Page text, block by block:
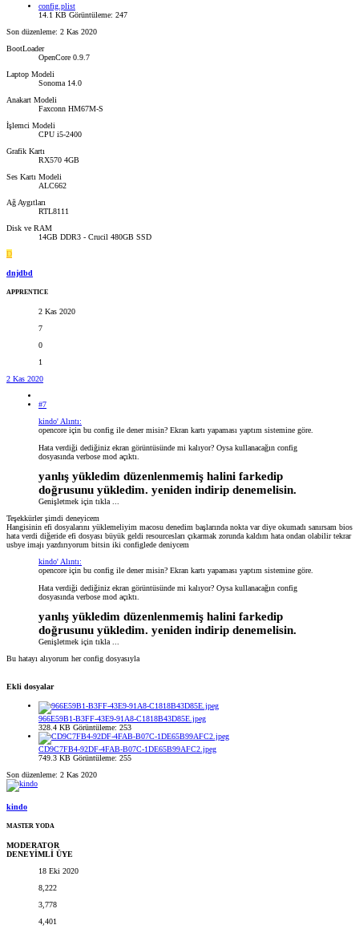
config.plist
14.1 KB Görüntüleme: 247
Son düzenleme: 2 Kas 2020
BootLoader
OpenCore 0.9.7
Laptop Modeli
Sonoma 14.0
Anakart Modeli
Faxconn HM67M-S
İşlemci Modeli
CPU i5-2400
Grafik Kartı
RX570 4GB
Ses Kartı Modeli
ALC662
Ağ Aygıtları
RTL8111
Disk ve RAM
14GB DDR3 - Crucil 480GB SSD
D
dnjdbd
APPRENTICE
2 Kas 2020
7
0
1
2 Kas 2020
#7
kindo' Alıntı:
opencore için bu config ile dener misin? Ekran kartı yapaması yaptım sistemine göre.
Hata verdiği dediğiniz ekran görüntüsünde mi kalıyor? Oysa kullanacağın config
dosyasında verbose mod açıktı.
yanlış yükledim düzenlenmemiş halini farkedip
doğrusunu yükledim. yeniden indirip denemelisin.
Genişletmek için tıkla ...
Teşekkürler şimdi deneyicem
Hangisinin efi dosyalarını yüklemeliyim macosu denedim başlarında nokta var diye okumadı sanırsam bios
hata verdi diğeride efi dosyası büyük geldi resourcesları çıkarmak zorunda kaldım hata ondan olabilir tekrar
usbye imajı yazdırıyorum bitsin iki configlede deniycem
kindo' Alıntı:
opencore için bu config ile dener misin? Ekran kartı yapaması yaptım sistemine göre.
Hata verdiği dediğiniz ekran görüntüsünde mi kalıyor? Oysa kullanacağın config
dosyasında verbose mod açıktı.
yanlış yükledim düzenlenmemiş halini farkedip
doğrusunu yükledim. yeniden indirip denemelisin.
Genişletmek için tıkla ...
Bu hatayı alıyorum her config dosyasıyla
Ekli dosyalar
966E59B1-B3FF-43E9-91A8-C1818B43D85E.jpeg
328.4 KB Görüntüleme: 253
CD9C7FB4-92DF-4FAB-B07C-1DE65B99AFC2.jpeg
749.3 KB Görüntüleme: 255
Son düzenleme: 2 Kas 2020
kindo
MASTER YODA
MODERATOR
DENEYİMLİ ÜYE
18 Eki 2020
8,222
3,778
4,401